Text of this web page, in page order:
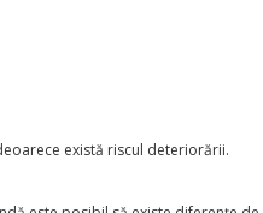
există riscul deteriorării.